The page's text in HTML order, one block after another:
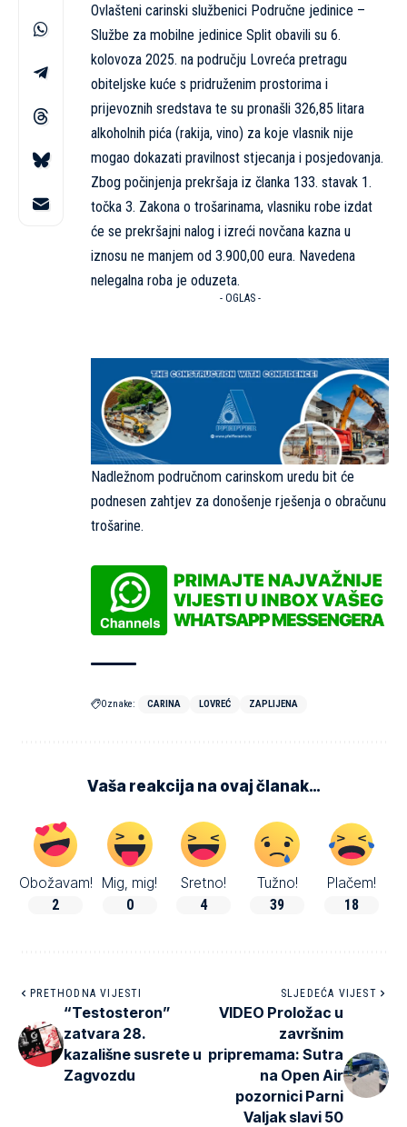
Ovlašteni carinski službenici Područne jedinice –
Službe za mobilne jedinice Split obavili su 6.
kolovoza 2025. na području Lovreća pretragu
obiteljske kuće s pridruženim prostorima i
prijevoznih sredstava te su pronašli 326,85 litara
alkoholnih pića (rakija, vino) za koje vlasnik nije
mogao dokazati pravilnost stjecanja i posjedovanja.
Zbog počinjenja prekršaja iz članka 133. stavak 1.
točka 3. Zakona o trošarinama, vlasniku robe izdat
će se prekršajni nalog i izreći novčana kazna u
iznosu ne manjem od 3.900,00 eura. Navedena
nelegalna roba je oduzeta.
- OGLAS -
Nadležnom područnom carinskom uredu bit će
podnesen zahtjev za donošenje rješenja o obračunu
trošarine.
Oznake: CARINA LOVREĆ ZAPLIJENA
Vaša reakcija na ovaj članak…
Obožavam!
2
Mig, mig!
0
Sretno!
4
Tužno!
39
Plačem!
18
PRETHODNA VIJESTI
“Testosteron”
zatvara 28.
kazališne susrete u
Zagvozdu
SLJEDEĆA VIJEST
VIDEO Proložac u
završnim
pripremama: Sutra
na Open Air
pozornici Parni
Valjak slavi 50